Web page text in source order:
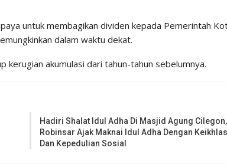
untuk membagikan dividen kepada Pemerintah
dalam waktu dekat.
kerugian akumulasi dari tahun-tahun sebelumnya.
Hadiri Shalat Idul Adha Di Masjid Agung Cilegon,
Robinsar Ajak Maknai Idul Adha Dengan
Dan Kepedulian Sosial